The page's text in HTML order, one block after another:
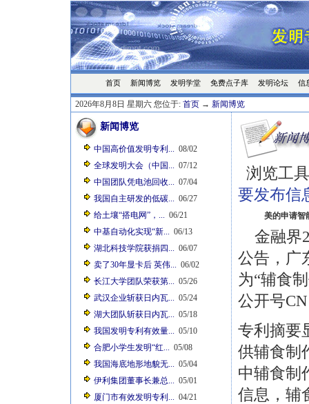
首页 新闻博览 发明学堂 免费点子库 发明论坛 信
2026年8月8日 星期六 您位于: 首页 → 新闻博览
新闻博览
中国高价值发明专利... 08/02
全球发明大会（中国... 07/12
中国团队凭电池回收... 07/04
我国自主研发的低碳... 06/27
给土壤“搭电网”，... 06/21
中基自动化实现“新... 06/13
湖北科技学院获捐四... 06/07
卖了30年显卡后 英伟... 06/02
长江大学团队荣获第... 05/26
武汉企业斩获日内瓦... 05/24
湖大团队斩获日内瓦... 05/18
我国发明专利有效量... 05/10
合肥小学生发明“红... 05/08
我国海底地形地貌无... 05/04
伊利集团董事长兼总... 05/01
厦门市有效发明专利... 04/21
浏览工
要发布信
美的申请智
金融界
公告，广
为“辅食
公开号
专利摘要
供辅食制
中辅食制
信息，辅